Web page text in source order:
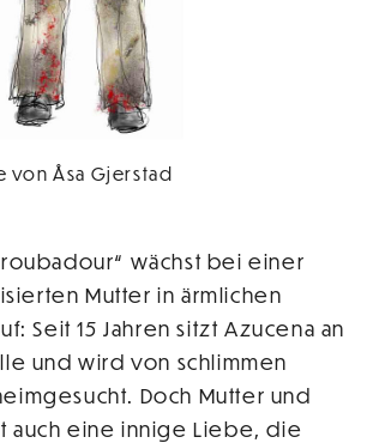
von Åsa Gjerstad
wächst bei einer
Mutter in ärmlichen
Seit 15 Jahren sitzt Azucena an
und wird von schlimmen
Doch Mutter und
auch eine innige Liebe, die